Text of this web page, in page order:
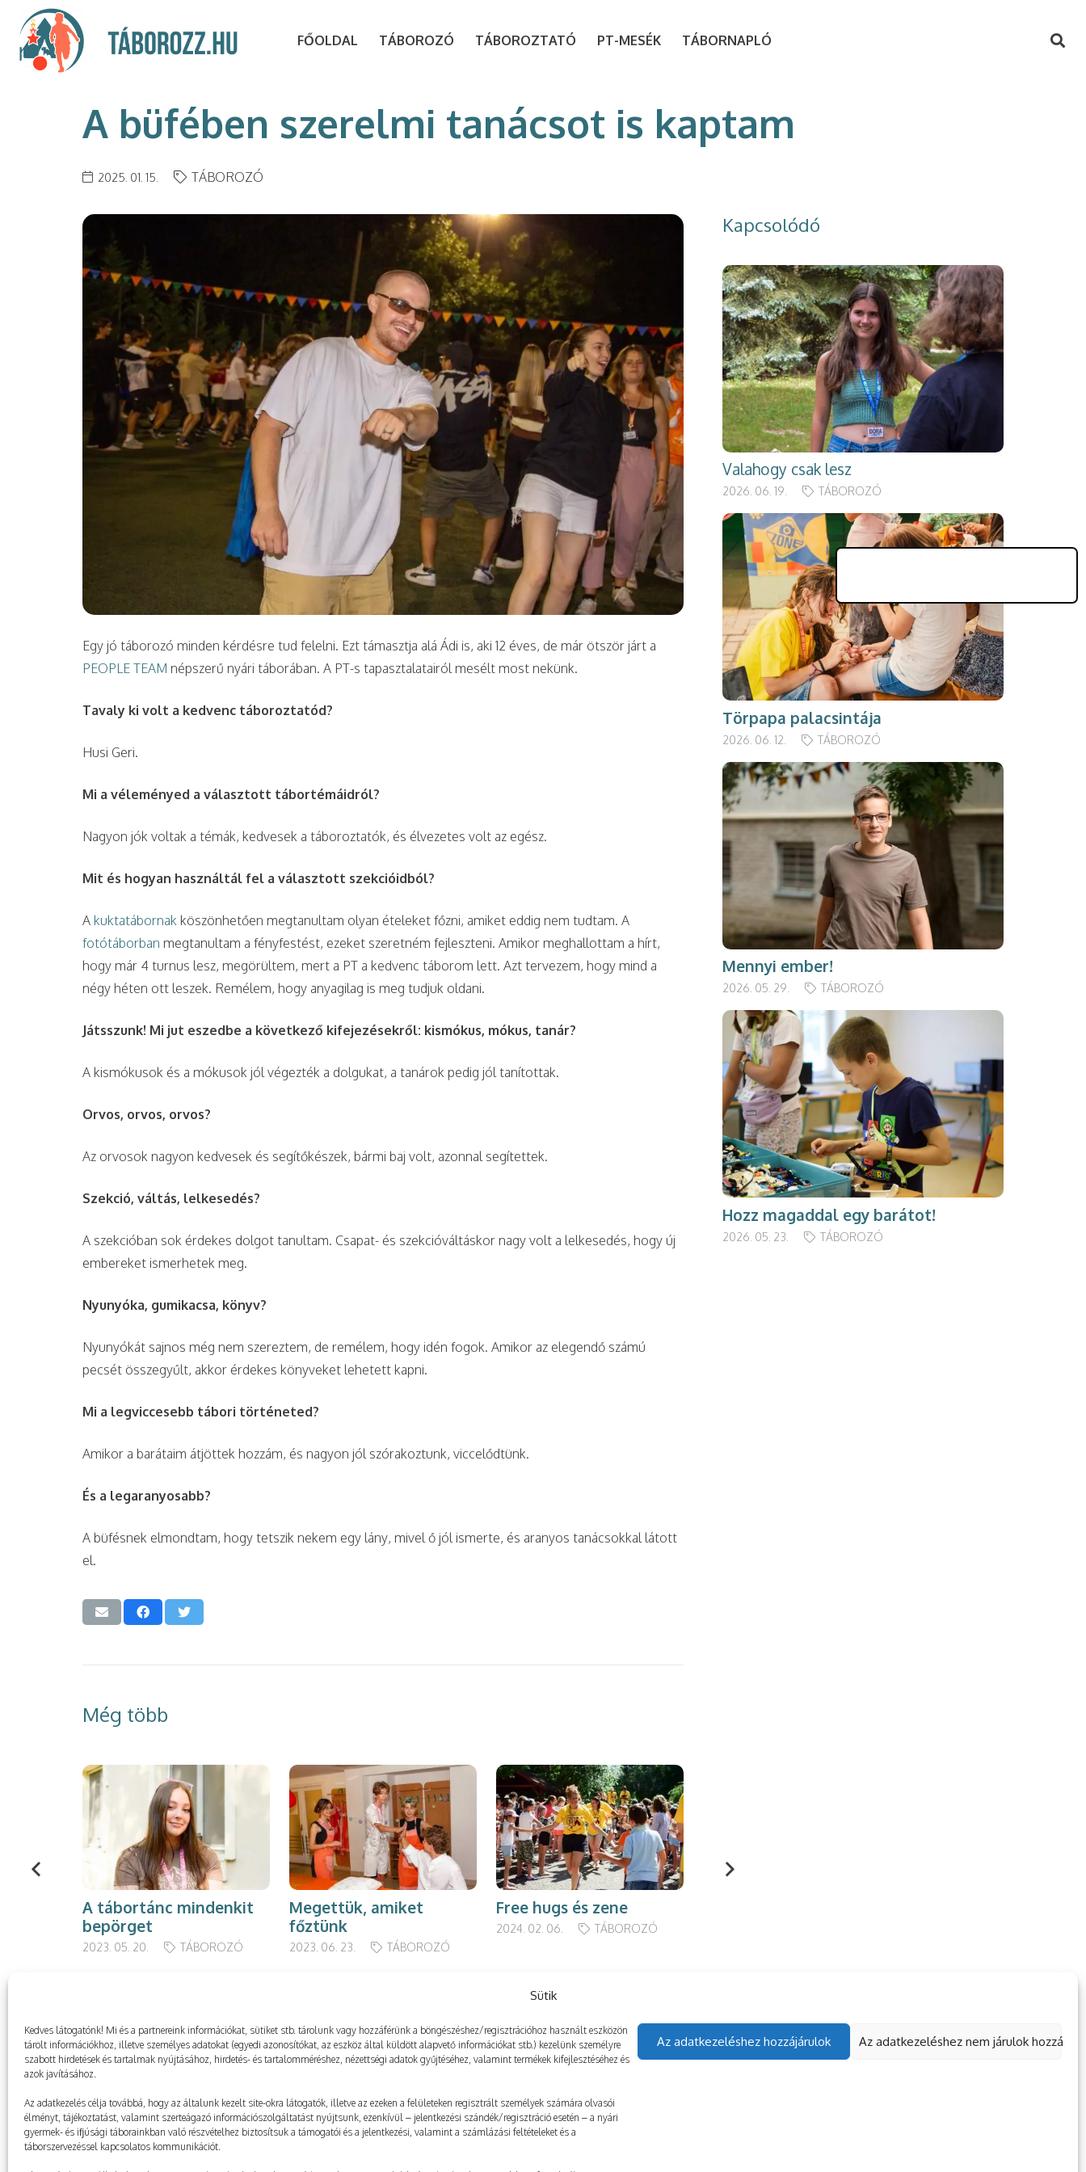
Sütik
Kedves látogatónk! Mi és a partnereink információkat, sütiket stb. tárolunk vagy hozzáférünk a böngészéshez/regisztrációhoz használt eszközön
tárolt információkhoz, illetve személyes adatokat (egyedi azonosítókat, az eszköz által küldött alapvető információkat stb.) kezelünk személyre
szabott hirdetések és tartalmak nyújtásához, hirdetés- és tartalomméréshez, nézettségi adatok gyűjtéséhez, valamint termékek kifejlesztéséhez és
azok javításához.
Az adatkezelés célja továbbá, hogy az általunk kezelt site-okra látogatók, illetve az ezeken a felületeken regisztrált személyek számára olvasói
élményt, tájékoztatást, valamint szerteágazó információszolgáltatást nyújtsunk, ezenkívül – jelentkezési szándék/regisztráció esetén – a nyári
gyermek- és ifjúsági táborainkban való részvételhez biztosítsuk a támogatói és a jelentkezési, valamint a számlázási feltételeket és a
táborszervezéssel kapcsolatos kommunikációt.
Az adatkezeléshez hozzájárulok Az adatkezeléshez nem járulok hozzá
FŐOLDAL TÁBOROZÓ TÁBOROZTATÓ PT-MESÉK TÁBORNAPLÓ
A büfében szerelmi tanácsot is kaptam
2025. 01. 15. TÁBOROZÓ
Egy jó táborozó minden kérdésre tud felelni. Ezt támasztja alá Ádi is, aki 12 éves, de már ötször járt a
PEOPLE TEAM népszerű nyári táborában. A PT-s tapasztalatairól mesélt most nekünk.
Tavaly ki volt a kedvenc táboroztatód?
Husi Geri.
Mi a véleményed a választott tábortémáidról?
Nagyon jók voltak a témák, kedvesek a táboroztatók, és élvezetes volt az egész.
Mit és hogyan használtál fel a választott szekcióidból?
A kuktatábornak köszönhetően megtanultam olyan ételeket főzni, amiket eddig nem tudtam. A
fotótáborban megtanultam a fényfestést, ezeket szeretném fejleszteni. Amikor meghallottam a hírt,
hogy már 4 turnus lesz, megörültem, mert a PT a kedvenc táborom lett. Azt tervezem, hogy mind a
négy héten ott leszek. Remélem, hogy anyagilag is meg tudjuk oldani.
Játsszunk! Mi jut eszedbe a következő kifejezésekről: kismókus, mókus, tanár?
A kismókusok és a mókusok jól végezték a dolgukat, a tanárok pedig jól tanítottak.
Orvos, orvos, orvos?
Az orvosok nagyon kedvesek és segítőkészek, bármi baj volt, azonnal segítettek.
Szekció, váltás, lelkesedés?
A szekcióban sok érdekes dolgot tanultam. Csapat- és szekcióváltáskor nagy volt a lelkesedés, hogy új
embereket ismerhetek meg.
Nyunyóka, gumikacsa, könyv?
Nyunyókát sajnos még nem szereztem, de remélem, hogy idén fogok. Amikor az elegendő számú
pecsét összegyűlt, akkor érdekes könyveket lehetett kapni.
Mi a legviccesebb tábori történeted?
Amikor a barátaim átjöttek hozzám, és nagyon jól szórakoztunk, viccelődtünk.
És a legaranyosabb?
A büfésnek elmondtam, hogy tetszik nekem egy lány, mivel ő jól ismerte, és aranyos tanácsokkal látott
el.
Kapcsolódó
Valahogy csak lesz
2026. 06. 19. TÁBOROZÓ
Törpapa palacsintája
2026. 06. 12. TÁBOROZÓ
Mennyi ember!
2026. 05. 29. TÁBOROZÓ
Hozz magaddal egy barátot!
2026. 05. 23. TÁBOROZÓ
Még több
A tábortánc mindenkit
bepörget
2023. 05. 20. TÁBOROZÓ
Megettük, amiket
főztünk
2023. 06. 23. TÁBOROZÓ
Free hugs és zene
2024. 02. 06. TÁBOROZÓ